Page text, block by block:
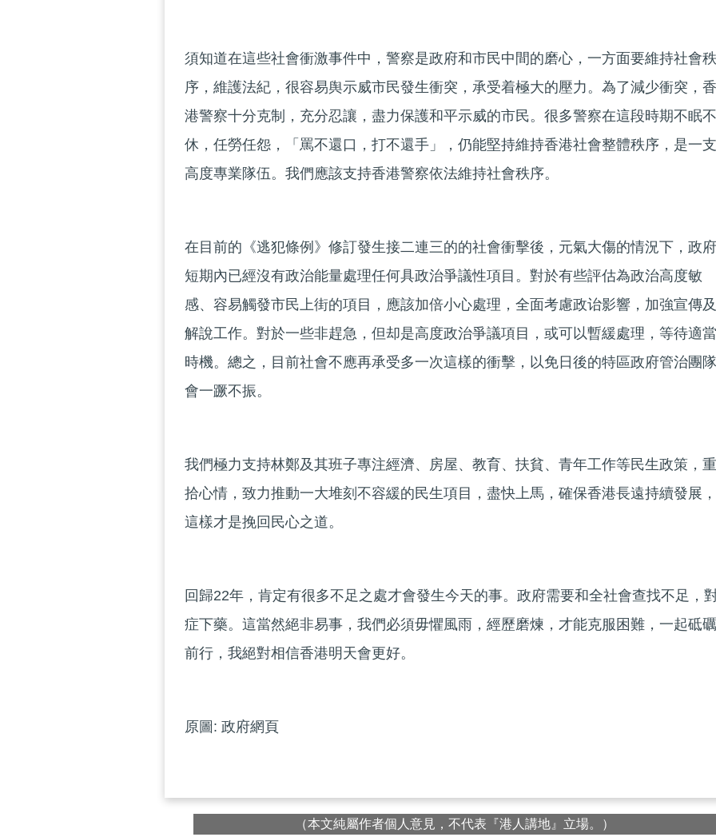
須知道在這些社會衝激事件中，警察是政府和市民中間的磨心，一方面要維持社會秩
序，維護法紀，很容易舆示威市民發生衝突，承受着極大的壓力。為了減少衝突，香
港警察十分克制，充分忍讓，盡力保護和平示威的市民。很多警察在這段時期不眠不
休，任勞任怨，「罵不還口，打不還手」，仍能堅持維持香港社會整體秩序，是一支
高度專業隊伍。我們應該支持香港警察依法維持社會秩序。
在目前的《逃犯條例》修訂發生接二連三的的社會衝擊後，元氣大傷的情況下，政府
短期內已經沒有政治能量處理任何具政治爭議性項目。對於有些評估為政治高度敏
感、容易觸發市民上街的項目，應該加倍小心處理，全面考慮政诒影響，加強宣傳及
解說工作。對於一些非趕急，但却是高度政治爭議項目，或可以暫緩處理，等待適當
時機。總之，目前社會不應再承受多一次這樣的衝擊，以免日後的特區政府管治團隊
會一蹶不振。
我們極力支持林鄭及其班子專注經濟、房屋、教育、扶貧、青年工作等民生政策，重
拾心情，致力推動一大堆刻不容緩的民生項目，盡快上馬，確保香港長遠持續發展，
這樣才是挽回民心之道。
回歸22年，肯定有很多不足之處才會發生今天的事。政府需要和全社會查找不足，
症下藥。這當然絕非易事，我們必須毋懼風雨，經歷磨煉，才能克服困難，一起砥礪
前行，我絕對相信香港明天會更好。
原圖: 政府網頁
（本文純屬作者個人意見，不代表『港人講地』立場。）